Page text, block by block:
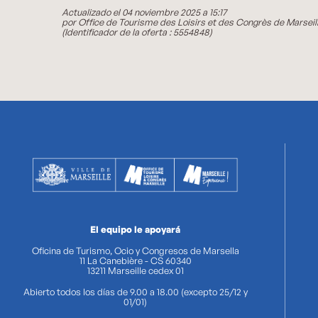
Actualizado el 04 noviembre 2025 a 15:17
por Office de Tourisme des Loisirs et des Congrès de
(Identificador de la oferta :5554848)
El equipo le apoyará
Oficina de Turismo, Ocio y Congresos de Marsella
11 La Canebière - CS 60340
13211 Marseille cedex 01
Abierto todos los días de 9.00 a 18.00 (excepto 25/12 y
01/01)